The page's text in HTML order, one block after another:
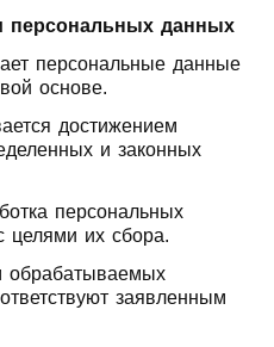
персональных данных
персональные данные
основе.
достижением
и законных
персональных
целями их сбора.
обрабатываемых
заявленным